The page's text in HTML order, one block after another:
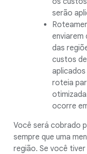
serão
enviarem
das
custos
aplicados
roteia
ocorre
Você será cobrado
sempre que uma
região. Se você